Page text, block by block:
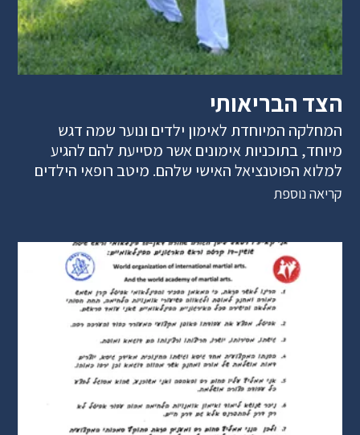
הצד הבריאותי
המחלקה המיוחדת לאימון ילדים ונוער שמה דגש
מיוחד, בתוכניות אימונים אשר מסייעת להם להגיע
למלוא הפוטנציאל האישי שלהם. מיטב רופאי הילדים
קריאה נוספת